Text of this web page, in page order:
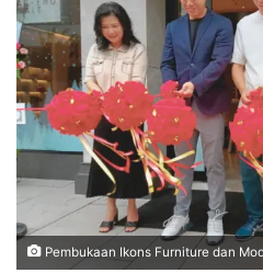
Pembukaan Ikons Furniture dan